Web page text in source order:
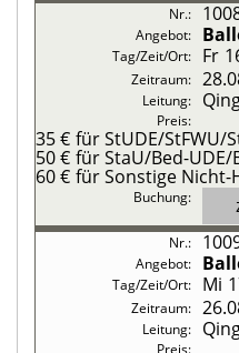
Fr
35 € für StUDE/StFWU/
50 € für StaU/Bed-UDE/
60 € für Sonstige
Mi